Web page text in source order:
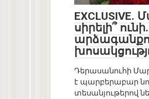
սիրելի՞
Դերասանուհի
է պարբերաբար
տեսանյութերով